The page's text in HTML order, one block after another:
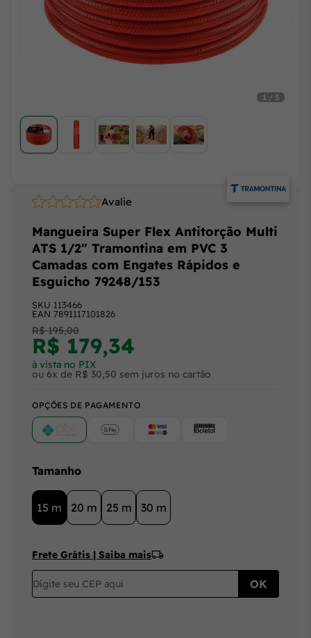
1 / 5
Avalie
SKU 113466
EAN 7891117101826
Mangueira Super Flex Antitorção Multi
ATS 1/2" Tramontina em PVC 3
Camadas com Engates Rápidos e
Esguicho 79248/153
R$ 195,00
R$ 179,34
à vista no PIX
ou 6x de R$ 30,50 sem juros no cartão
OPÇÕES DE PAGAMENTO
Google Pay (Crédito/Débito)
Cartão Boleto
Frete Grátis | Saiba mais
Tamanho
15 m 20 m 25 m 30 m